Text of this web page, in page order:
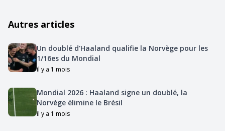
Autres articles
Un doublé d'Haaland qualifie la Norvège pour les
1/16es du Mondial
il y a 1 mois
Mondial 2026 : Haaland signe un doublé, la
Norvège élimine le Brésil
il y a 1 mois